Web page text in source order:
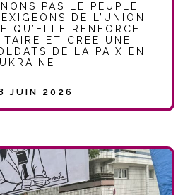
PAS LE PEUPLE
DE L’UNION
QU’ELLE RENFORCE
ET CRÉE UNE
DE LA PAIX EN
UKRAINE !
JUIN 2026